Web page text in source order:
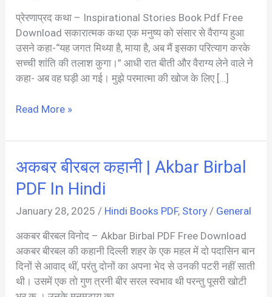
प्रेरणाप्रद कथा – Inspirational Stories Book Pdf Free
Download सकारात्मक कथा एक मनुष्य को संसार से वैराग्य हुआ
उसने कहा-“यह जगत मिथ्या है, माया है, अब मैं इसका परित्याग करके
सच्ची शांति की तलाश कुगा।” आधी रात बीती और वैराग्य लेने वाले ने
कहा- अब वह घड़ी आ गई। मुझे परमात्मा की खोज के लिए […]
प्रेरणादायी
|
Stories
PDF
Hindi
Read More »
अकबर बीरबल कहानी | Akbar Birbal
PDF In Hindi
January 28, 2025 / Hindi Books PDF, Story / General
अकबर बीरबल विनोद – Akbar Birbal PDF Free Download
अकबर बीरबल की कहानी दिल्ली शहर के एक महल में दो पदासिन बान
दिनों से आवाद् थीं, परंतु दोनों का अपना भेद से उनकी पटरी नहीं साती
थी। उसमें एक तो गुण त्रनी बीर सरल स्वभाव थी परन्तु पूसरी खोटी